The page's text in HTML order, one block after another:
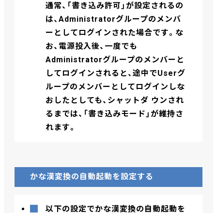
通常、「書き込み許可」が設定されるの
は、Administratorグループのメンバ
ーとしてログインされた場合です。な
お、電源投入後、一度でも
Administratorグループのメンバーと
してログインされると、途中でUserグ
ループのメンバーとしてログインしな
おしたとしても、シャットダ ウンされ
るまでは、「書き込みモード」が維持さ
れます。
かな漢変換の自動起動を設定する
以下の設定でかな漢変換の自動起動を